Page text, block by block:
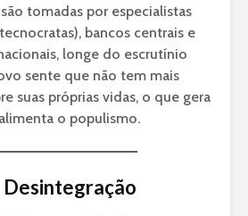
tomadas por especialistas
bancos centrais e
longe do escrutínio
sente que não tem mais
suas próprias vidas, o que gera
o populismo.
Desintegração